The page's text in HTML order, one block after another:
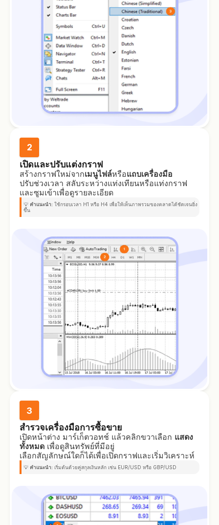
2
เปิดและปรับแต่งกราฟ
สร้างกราฟใหม่จากเมนูไฟล์หรือแถบเครื่องมือ
ปรับช่วงเวลา สลับระหว่างแท่งเทียนหรือแท่งกราฟ
และซูมเข้าเพื่อดูรายละเอียด
💡 คำแนะนำ: ใช้กรอบเวลา H1 หรือ H4 เพื่อให้เห็นภาพรวมของตลาดได้ชัดเจนยิ่ง
ขึ้น
3
สำรวจเครื่องมือการซื้อขาย
เปิดหน้าต่าง มาร์เก็ตวอทช์ แล้วคลิกขวาเลือก แสดง
ทั้งหมด เพื่อดูสินทรัพย์ที่มีอยู่
เลือกสัญลักษณ์ใดก็ได้เพื่อเปิดกราฟและเริ่มวิเคราะห์
💡 คำแนะนำ: เริ่มต้นด้วยคู่สกุลเงินหลัก เช่น EUR/USD หรือ GBP/USD